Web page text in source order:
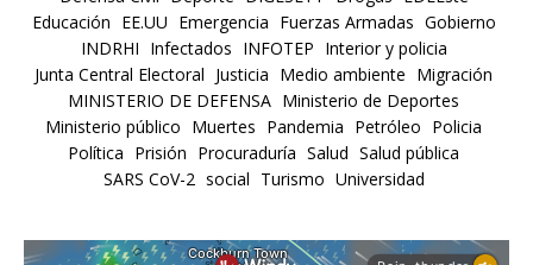
Educación EE.UU Emergencia Fuerzas Armadas Gobierno
INDRHI Infectados INFOTEP Interior y policia
Junta Central Electoral Justicia Medio ambiente Migración
MINISTERIO DE DEFENSA Ministerio de Deportes
Ministerio público Muertes Pandemia Petróleo Policia
Política Prisión Procuraduría Salud Salud pública
SARS CoV-2 social Turismo Universidad